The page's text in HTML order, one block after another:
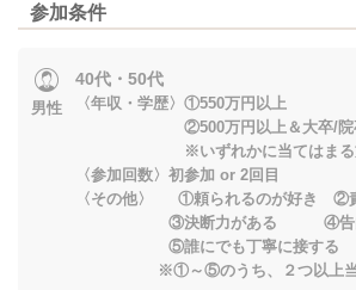
参加条件
男性
40代・50代
〈年収・学歴〉①550万円以上
②500万円以上＆大卒/院
※いずれかに当てはまる
〈参加回数〉初参加 or 2回目
〈その他〉 ①頼られるのが好き ②
③決断力がある ④告白は
⑤誰にでも丁寧に接する
※①～⑤のうち、２つ以上当